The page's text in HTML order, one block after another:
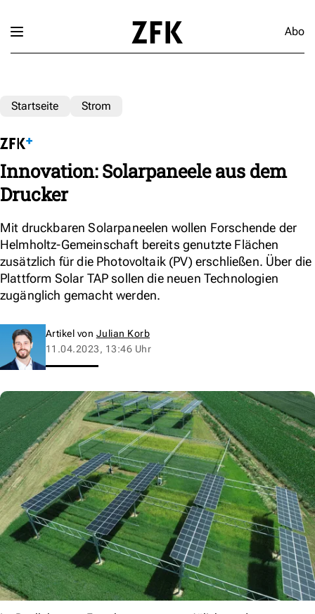
Abo
Startseite Strom
Innovation: Solarpaneele aus dem
Drucker
Mit druckbaren Solarpaneelen wollen Forschende der
Helmholtz-Gemeinschaft bereits genutzte Flächen
zusätzlich für die Photovoltaik (PV) erschließen. Über die
Plattform Solar TAP sollen die neuen Technologien
zugänglich gemacht werden.
Artikel von Julian Korb
11.04.2023, 13:46 Uhr